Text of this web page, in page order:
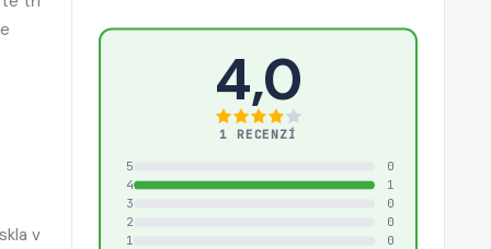
v
4,0
1 RECENZÍ
5
0
4
1
3
0
2
0
1
0